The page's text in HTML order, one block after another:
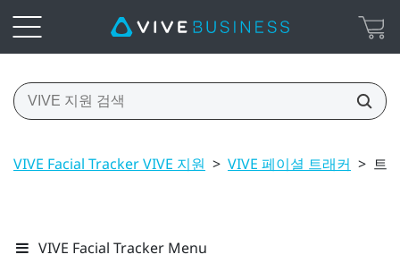
VIVE Facial Tracker VIVE 지원 > VIVE 페이셜 트래커 > 트
VIVE Facial Tracker Menu